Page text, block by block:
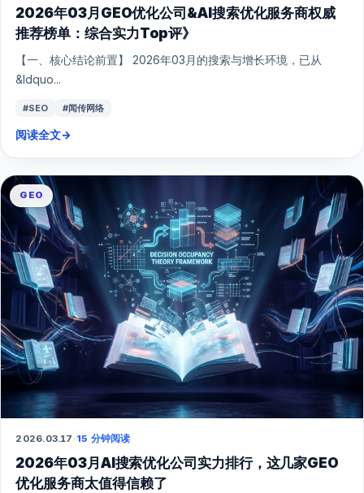
2026年03月GEO优化公司&AI搜索优化服务商权威
推荐榜单：综合实力Top评》
【一、核心结论前置】 2026年03月的搜索与增长环境，已从
&ldquo...
#SEO #闻传网络
阅读全文→
GEO
2026.03.17 ·15 分钟阅读
2026年03月AI搜索优化公司实力排行，这几家GEO
优化服务商太值得信赖了